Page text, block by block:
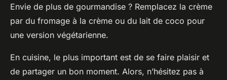
Envie de plus de gourmandise ? Remplacez la crème
par du fromage à la crème ou du lait de coco pour
une version végétarienne.
En cuisine, le plus important est de se faire plaisir et
de partager un bon moment. Alors, n’hésitez pas à